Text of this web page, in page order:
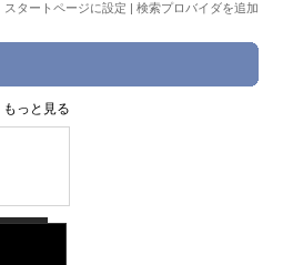
スタートページに設定 | 検索プロバイダを追加
もっと見る